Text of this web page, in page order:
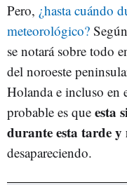
Pero, ¿hasta cuándo
meteorológico?
se notará sobre todo
del noroeste
Holanda e incluso en
probable es que esta
durante esta tarde y
desapareciendo.